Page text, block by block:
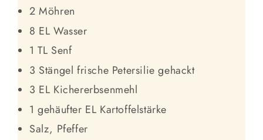
2 Möhren
8 EL Wasser
1 TL Senf
3 Stängel frische Petersilie gehackt
3 EL Kichererbsenmehl
1 gehäufter EL Kartoffelstärke
Salz, Pfeffer